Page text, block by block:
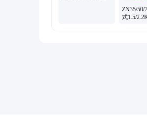
ZN35/50/
式1.5/